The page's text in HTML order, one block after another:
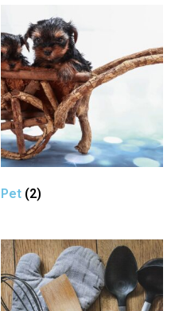
Pet (2)